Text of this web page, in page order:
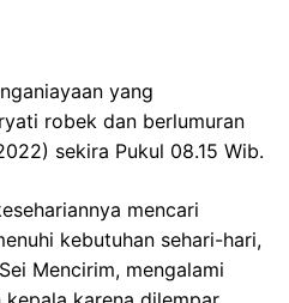
yang
robek dan berlumuran
sekira Pukul 08.15 Wib.
mencari
kebutuhan sehari-hari,
Mencirim, mengalami